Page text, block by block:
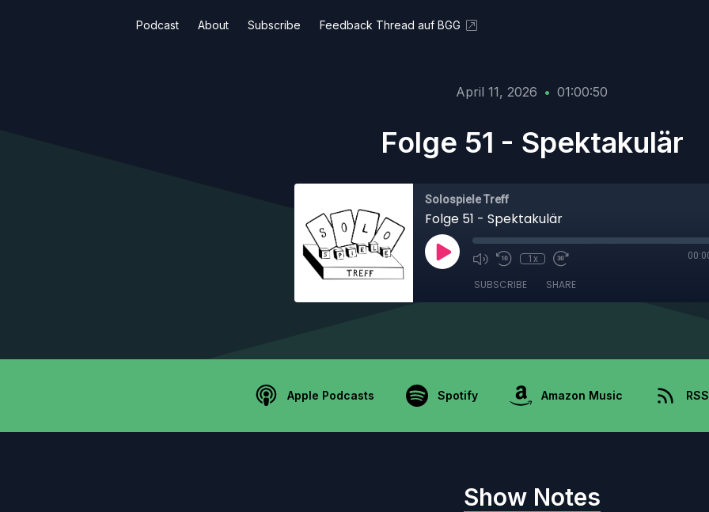
Podcast About Subscribe Feedback Thread auf BGG
April 11, 2026 • 01:00:50
Folge 51 - Spektakulär
Solospiele Treff
Folge 51 - Spektakulär
1x
SUBSCRIBE SHARE
Apple Podcasts Spotify Amazon Music RSS
Show Notes